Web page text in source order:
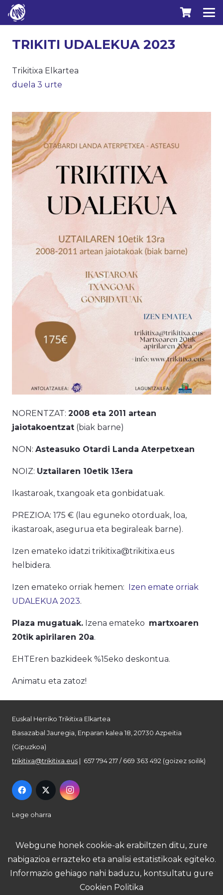
TRIKITI UDALEKUA 2023
Trikitixa Elkartea
duela 3 urte
NORENTZAT: 2008 eta 2011 artean
jaiotakoentzat (biak barne)
NON: Asteasuko Otardi Landa Aterpetxean
NOIZ: Uztailaren 10etik 13era
Ikastaroak, txangoak eta gonbidatuak.
PREZIOA: 175 € (lau eguneko otorduak, loa,
ikastaroak, asegurua eta begiraleak barne).
Izen emateko idatzi trikitixa@trikitixa.eus
helbidera.
Izen emateko orriak hemen: Izen emate orriak
UDALEKUA 2023.
Plaza mugatuak. Izena emateko martxoaren
20tik apirilaren 20a.
EHTEren bazkideek %15eko deskontua.
Animatu eta zatoz!
Euskal Herriko Trikitixa Elkartea
Basazabal Jauregia, Enparan kalea 18, 20730 Azpeitia
(Gipuzkoa)
trikitixa@trikitixa.eus | 657 794 217 / 669 363 492 (goizez soilik)
Lege oharra
Pribatutasun politika
Webgune honek cookie-ak erabiltzen ditu, zure
nabigazioa errazteko eta analisi estatistikoak egiteko.
Informazio gehiago nahi baduzu, kontsultatu gure
Cookien Politika